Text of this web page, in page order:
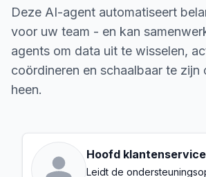
Deze AI-agent automatiseert
voor uw team - en kan
agents om data uit te wisselen,
coördineren en schaalbaar te zijn
heen.
Hoofd klantenservice
Leidt de